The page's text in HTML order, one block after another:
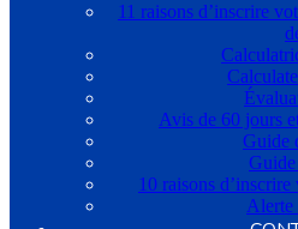
11 raisons d’inscrire
Avis de 60 jours
Guide
10 raisons
Alerte